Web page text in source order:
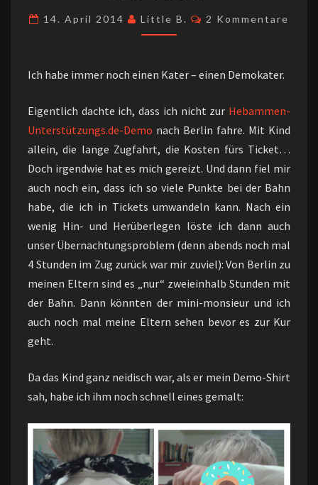
14. April 2014 Little B. Kommentare
2 Kommentare
Ich habe immer noch einen Kater – einen Demokater.
Eigentlich dachte ich, dass ich nicht zur Hebammen-
Unterstützungs.de-Demo nach Berlin fahre. Mit Kind
allein, die lange Zugfahrt, die Kosten fürs Ticket…
Doch irgendwie hat es mich gereizt. Und dann fiel mir
auch noch ein, dass ich so viele Punkte bei der Bahn
habe, die ich in Tickets umwandeln kann. Nach ein
wenig Hin- und Herüberlegen löste ich dann auch
unser Übernachtungsproblem (denn abends noch mal
4 Stunden im Zug zurück war mir zuviel): Von Berlin zu
meinen Eltern sind es „nur“ zweieinhalb Stunden mit
der Bahn. Dann könnten der mini-monsieur und ich
auch noch mal meine Eltern sehen bevor es zur Kur
geht.
Da das Kind ganz neidisch war, als er mein Demo-Shirt
sah, habe ich ihm noch schnell eines gemalt: